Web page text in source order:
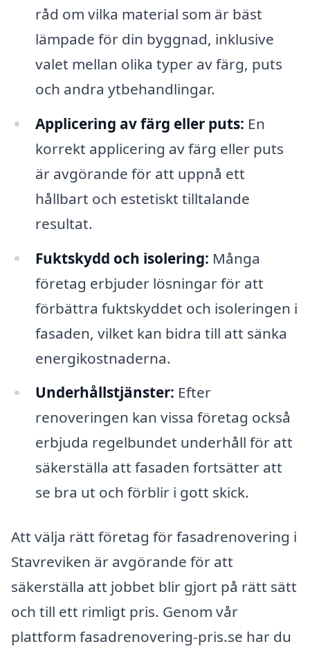
råd om vilka material som är bäst
lämpade för din byggnad, inklusive
valet mellan olika typer av färg, puts
och andra ytbehandlingar.
Applicering av färg eller puts: En
korrekt applicering av färg eller puts
är avgörande för att uppnå ett
hållbart och estetiskt tilltalande
resultat.
Fuktskydd och isolering: Många
företag erbjuder lösningar för att
förbättra fuktskyddet och isoleringen i
fasaden, vilket kan bidra till att sänka
energikostnaderna.
Underhållstjänster: Efter
renoveringen kan vissa företag också
erbjuda regelbundet underhåll för att
säkerställa att fasaden fortsätter att
se bra ut och förblir i gott skick.
Att välja rätt företag för fasadrenovering i
Stavreviken är avgörande för att
säkerställa att jobbet blir gjort på rätt sätt
och till ett rimligt pris. Genom vår
plattform fasadrenovering-pris.se har du